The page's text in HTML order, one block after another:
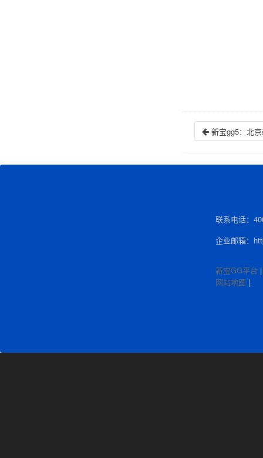
新宝gg5：北
联系电话：
企业邮箱：
新宝GG平台
网站地图 |